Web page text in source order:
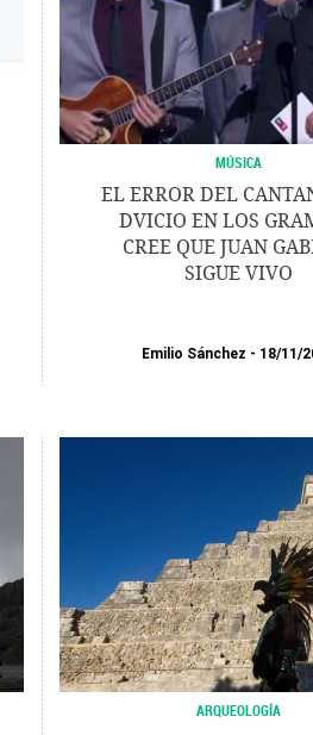
MÚSICA
EL ERROR DEL
DVICIO EN LOS
CREE QUE JUAN
SIGUE VIVO
Emilio Sánchez 18/11/
ARQUEOLOGÍA